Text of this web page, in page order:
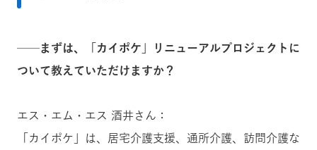
──まずは、「カイポケ」リニューアルプロジェクトに
ついて教えていただけますか？
エス・エム・エス 酒井さん：
「カイポケ」は、居宅介護支援、通所介護、訪問介護な